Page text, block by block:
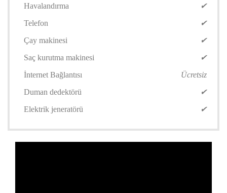
Havalandırma
✔
Telefon
✔
Çay makinesi
✔
Saç kurutma makinesi
✔
İnternet Bağlantısı
Ücretsiz
Duman dedektörü
✔
Elektrik jeneratörü
✔